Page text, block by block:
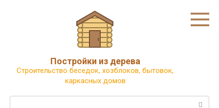
Постройки из дерева
Строительство беседок, хозблоков, бытовок,
каркасных домов